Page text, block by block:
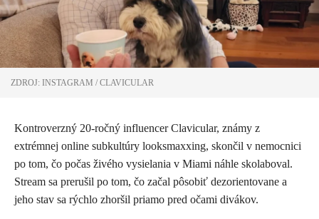
ZDROJ: INSTAGRAM / CLAVICULAR
Kontroverzný 20-ročný influencer Clavicular, známy z
extrémnej online subkultúry looksmaxxing, skončil v nemocnici
po tom, čo počas živého vysielania v Miami náhle skolaboval.
Stream sa prerušil po tom, čo začal pôsobiť dezorientovane a
jeho stav sa rýchlo zhoršil priamo pred očami divákov.